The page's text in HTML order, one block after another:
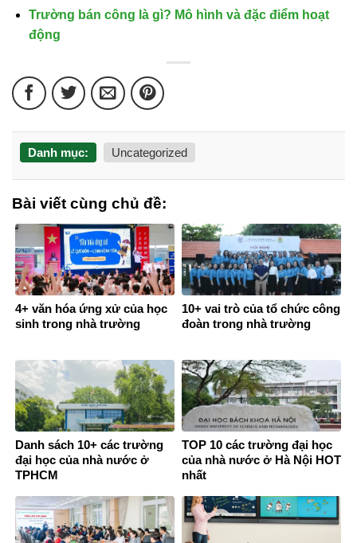
Trường bán công là gì? Mô hình và đặc điểm hoạt
động
Danh mục: Uncategorized
Bài viết cùng chủ đề:
4+ văn hóa ứng xử của học
sinh trong nhà trường
10+ vai trò của tổ chức công
đoàn trong nhà trường
Danh sách 10+ các trường
đại học của nhà nước ở
TPHCM
TOP 10 các trường đại học
của nhà nước ở Hà Nội HOT
nhất